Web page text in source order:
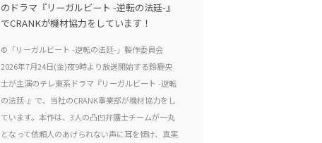
のドラマ『リーガルビート -逆転の法廷-』
でCRANKが機材協力をしています！
©「リーガルビート -逆転の法廷-」製作委員会
2026年7月24日(金)夜9時より放送開始する鈴鹿央
士が主演のテレ東系ドラマ『リーガルビート -逆転
の法廷-』で、当社のCRANK事業部が機材協力をし
ています。本作は、3人の凸凹弁護士チームが一丸
となって依頼人のあげられない声に耳を傾け、真実